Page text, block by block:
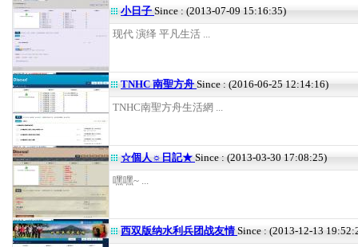
小日子 Since : (2013-07-09 15:16:35)
现代 演绎 平凡生活 ...
TNHC 南聖方舟Since : (2016-06-25 12:14:16)
TNHC南聖方舟生活網 ...
☆個人☼日記★ Since : (2013-03-30 17:08:25)
嘿嘿~ ...
西双版纳水利兵团战友情 Since : (2013-12-13